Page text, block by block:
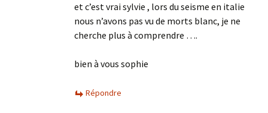
et c’est vrai sylvie , lors du seisme en italie
nous n’avons pas vu de morts blanc, je ne
cherche plus à comprendre ….
bien à vous sophie
Répondre